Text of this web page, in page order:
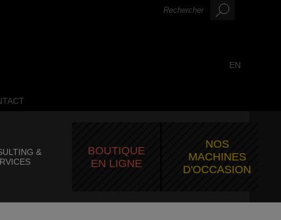
EN
&
BOUTIQUE
EN LIGNE
NOS
MACHINES
D'OCCASION